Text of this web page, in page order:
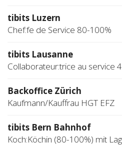
tibits Luzern
Chef:fe de Service 80-100%
tibits Lausanne
Collaborateur:trice au service
Backoffice Zürich
Kaufmann/Kauffrau HGT EFZ
tibits Bern Bahnhof
Koch:Köchin (80-100%) mit